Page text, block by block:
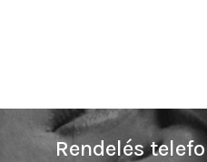
Rendelés